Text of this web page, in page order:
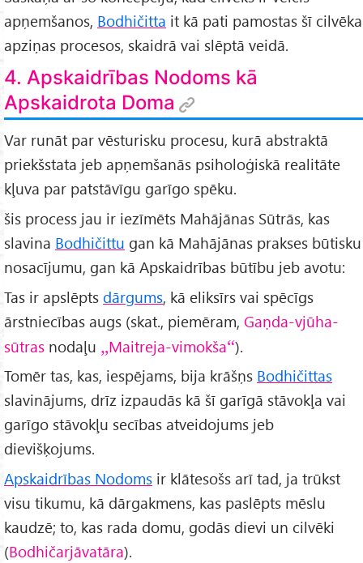
apņemšanos, Bodhičitta it kā pati pamostas šī cilvēka
apziņas procesos, skaidrā vai slēptā veidā.
4. Apskaidrības Nodoms kā
Apskaidrota Doma
Var runāt par vēsturisku procesu, kurā abstraktā
priekšstata jeb apņemšanās psiholoģiskā realitāte
kļuva par patstāvīgu garīgo spēku.
šis process jau ir iezīmēts Mahājānas Sūtrās, kas
slavina Bodhičittu gan kā Mahājānas prakses būtisku
nosacījumu, gan kā Apskaidrības būtību jeb avotu:
Tas ir apslēpts dārgums, kā eliksīrs vai spēcīgs
ārstniecības augs (skat., piemēram, Gaṇda-vjūha-
sūtras nodaļu Maitreja-vimokša ).
Tomēr tas, kas, iespējams, bija krāšņs Bodhičittas
slavinājums, drīz izpaudās kā šī garīgā stāvokļa vai
garīgo stāvokļu secības atveidojums jeb
dievišķojums.
Apskaidrības Nodoms ir klātesošs arī tad, ja trūkst
visu tikumu, kā dārgakmens, kas paslēpts mēslu
kaudzē; to, kas rada domu, godās dievi un cilvēki
(Bodhičarjāvatāra).